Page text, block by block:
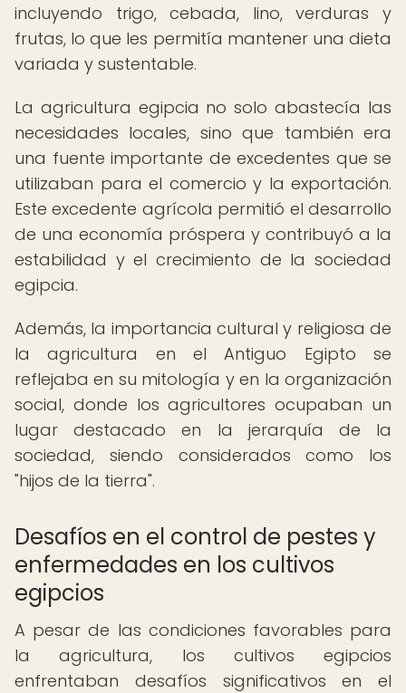
incluyendo trigo, cebada, lino, verduras y
frutas, lo que les permitía mantener una dieta
variada y sustentable.
La agricultura egipcia no solo abastecía las
necesidades locales, sino que también era
una fuente importante de excedentes que se
utilizaban para el comercio y la exportación.
Este excedente agrícola permitió el desarrollo
de una economía próspera y contribuyó a la
estabilidad y el crecimiento de la sociedad
egipcia.
Además, la importancia cultural y religiosa de
la agricultura en el Antiguo Egipto se
reflejaba en su mitología y en la organización
social, donde los agricultores ocupaban un
lugar destacado en la jerarquía de la
sociedad, siendo considerados como los
"hijos de la tierra".
Desafíos en el control de pestes y
enfermedades en los cultivos
egipcios
A pesar de las condiciones favorables para
la agricultura, los cultivos egipcios
enfrentaban desafíos significativos en el